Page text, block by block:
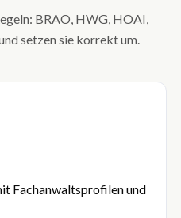
BRAO, HWG, HOAI,
setzen sie korrekt um.
Fachanwalts­profilen und